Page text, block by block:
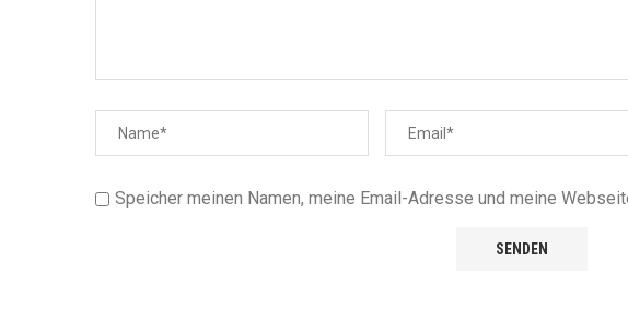
Speicher meinen Namen, meine Email-Adresse und meine